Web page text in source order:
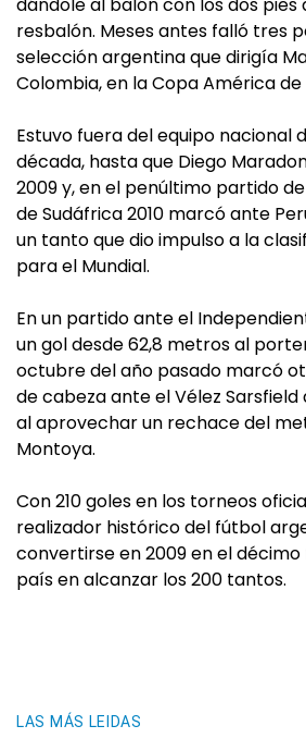
resbalón. Meses antes falló tres
selección argentina que dirigía
Colombia, en la Copa América de
Estuvo fuera del equipo nacional
década, hasta que Diego
2009 y, en el penúltimo partido
de Sudáfrica 2010 marcó ante
un tanto que dio impulso a la
para el Mundial.
En un partido ante el
un gol desde 62,8 metros al
octubre del año pasado marcó
de cabeza ante el Vélez Sarsfield
al aprovechar un rechace del
Montoya.
Con 210 goles en los torneos
realizador histórico del fútbol
convertirse en 2009 en el
país en alcanzar los 200 tantos.
LAS MÁS LEIDAS